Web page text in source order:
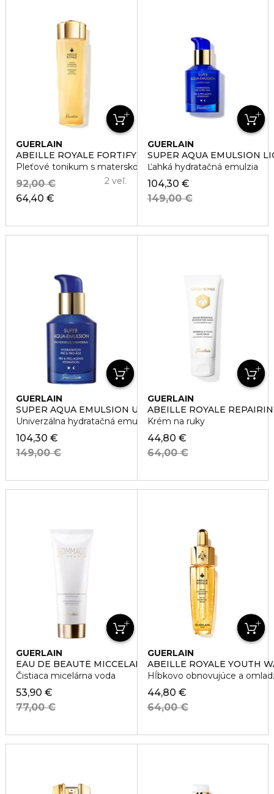
GUERLAIN
ABEILLE ROYALE FORTIFYING LOTION
Pleťové tonikum s materskou kašičkou
64,40 €
92,00 € 2 veľ.
GUERLAIN
SUPER AQUA EMULSION
Ľahká hydratačná emulzia
104,30 €
149,00 €
GUERLAIN
SUPER AQUA EMULSION UNIVERSAL
Univerzálna hydratačná emulzia
104,30 €
149,00 €
GUERLAIN
ABEILLE ROYALE
Krém na ruky
44,80 €
64,00 €
GUERLAIN
EAU DE BEAUTÉ MICCELAR LOTION
Čistiaca micelárna voda
53,90 €
77,00 €
GUERLAIN
ABEILLE ROYALE YOUTH
Hĺbkovo obnovujúce a
44,80 €
64,00 €